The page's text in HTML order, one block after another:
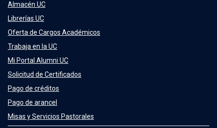
Almacén UC
Librerías UC
Oferta de Cargos Académicos
Trabaja en la UC
Mi Portal Alumni UC
Solicitud de Certificados
Pago de créditos
Pago de arancel
Misas y Servicios Pastorales